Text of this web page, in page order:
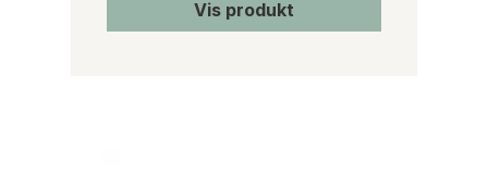
Vis produkt